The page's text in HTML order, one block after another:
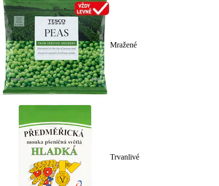
Mražené
Trvanlivé